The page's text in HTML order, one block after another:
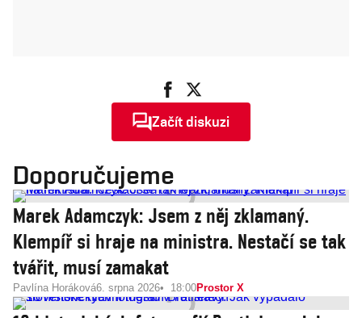
Začít diskuzi
Doporučujeme
Marek Adamczyk: Jsem z něj zklamaný.
Klempíř si hraje na ministra. Nestačí se tak
tvářit, musí zamakat
Pavlína Horáková6. srpna 2026 18:00Prostor X